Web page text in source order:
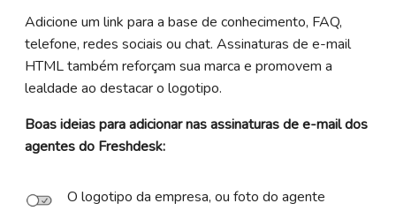
Adicione um link para a base de conhecimento, FAQ,
telefone, redes sociais ou chat. Assinaturas de e-mail
HTML também reforçam sua marca e promovem a
lealdade ao destacar o logotipo.
Boas ideias para adicionar nas assinaturas de e-mail dos
agentes do Freshdesk:
O logotipo da empresa, ou foto do agente